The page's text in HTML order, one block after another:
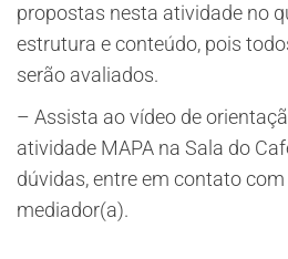
propostas nesta atividade no
estrutura e conteúdo, pois
serão avaliados.
– Assista ao vídeo de
atividade MAPA na Sala do
dúvidas, entre em contato
mediador(a).